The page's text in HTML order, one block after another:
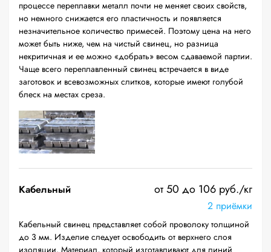
процессе переплавки металл почти не меняет своих свойств,
но немного снижается его пластичность и появляется
незначительное количество примесей. Поэтому цена на него
может быть ниже, чем на чистый свинец, но разница
некритичная и ее можно «добрать» весом сдаваемой партии.
Чаще всего переплавленный свинец встречается в виде
заготовок и всевозможных слитков, которые имеют голубой
блеск на местах среза.
Кабельный от 50 до 106 руб./кг
2 приёмки
Кабельный свинец представляет собой проволоку толщиной
до 3 мм. Изделие следует освободить от верхнего слоя
изоляции. Материал, который изготавливают для линий